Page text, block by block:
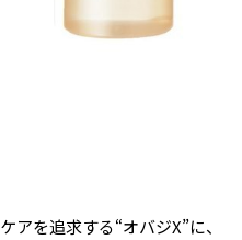
アを追求する“オバジX”に、